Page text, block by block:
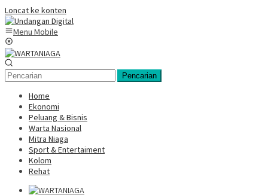
Loncat ke konten
Menu Mobile
Pencarian
Home
Ekonomi
Peluang & Bisnis
Warta Nasional
Mitra Niaga
Sport & Entertaiment
Kolom
Rehat